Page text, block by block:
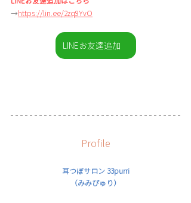
→https://lin.ee/2zq9YvO
LINEお友達追加
Profile
耳つぼサロン 33purri
（みみぴゅり）